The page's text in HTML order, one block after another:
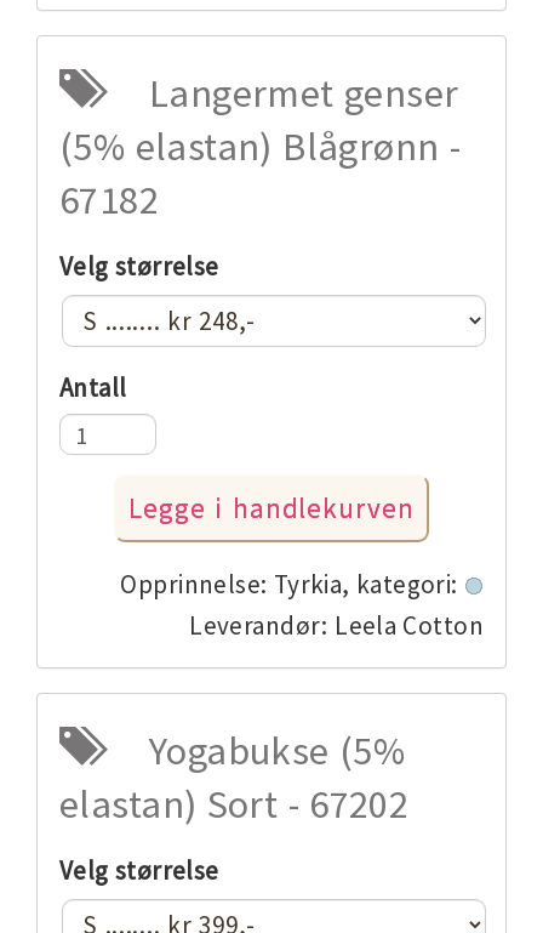
Langermet genser
(5% elastan) Blågrønn -
67182
Velg størrelse
Antall
Opprinnelse: Tyrkia, kategori:
Leverandør: Leela Cotton
Yogabukse (5%
elastan) Sort - 67202
Velg størrelse